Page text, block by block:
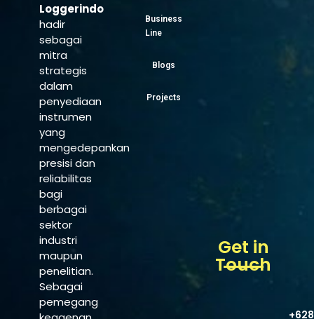
Loggerindo
hadir
sebagai
mitra
strategis
dalam
penyediaan
instrumen
yang
mengedepankan
presisi dan
reliabilitas
bagi
berbagai
sektor
industri
maupun
penelitian.
Sebagai
pemegang
Business
Line
Blogs
Projects
Get in
Touch